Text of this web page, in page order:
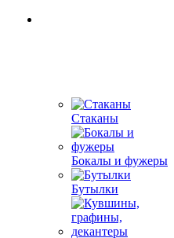
Стаканы
Бокалы и фужеры
Бутылки